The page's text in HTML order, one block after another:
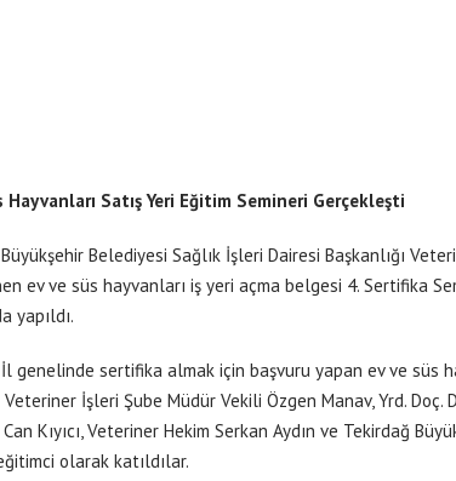
Hayvanları Satış Yeri Eğitim Semineri Gerçekleşti
Belediyesi Sağlık İşleri Dairesi Başkanlığı
ev ve süs hayvanları iş yeri açma belgesi 4. Sertifika
yapıldı.
genelinde sertifika almak için başvuru yapan ev ve süs
İşleri Şube Müdür Vekili Özgen Manav, Yrd. Doç.
Kıyıcı, Veteriner Hekim Serkan Aydın ve Tekirdağ
olarak katıldılar.